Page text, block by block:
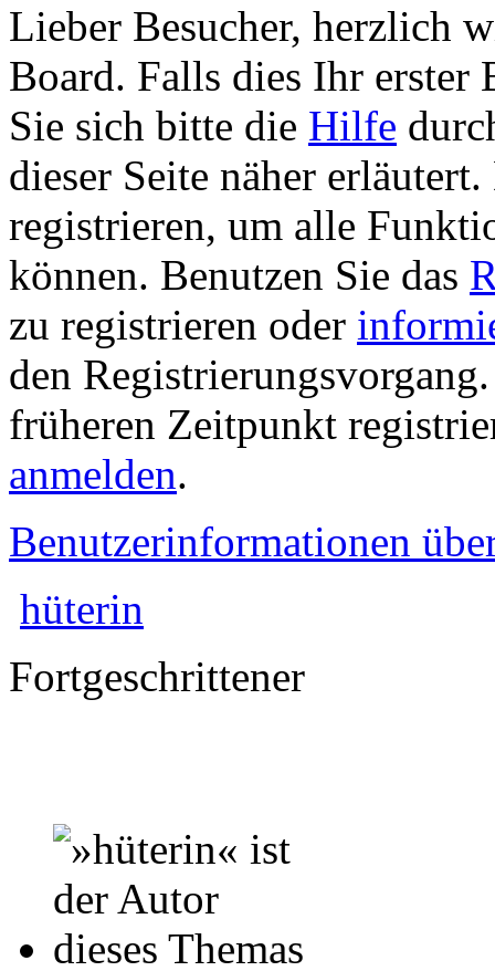
Lieber Besucher, herzlich
Board. Falls dies Ihr erster
Sie sich bitte die Hilfe
dieser Seite näher
registrieren, um alle
können. Benutzen Sie das
zu registrieren oder
den
früheren Zeitpunkt
anmelden.
Benutzerinformationen
hüterin
Fortgeschrittener